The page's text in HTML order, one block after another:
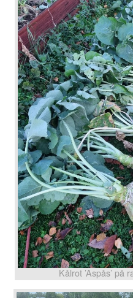
Kålrot ’Aspås’ på